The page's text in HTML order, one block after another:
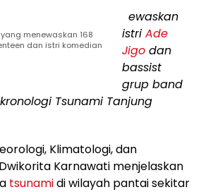
menewaskan 168
dan istri komedian
ewaskan
istri Ade
Jigo dan
bassist
grup band
Tsunami Tanjung
Klimatologi, dan
Karnawati menjelaskan
tsunamidi wilayah pantai sekitar